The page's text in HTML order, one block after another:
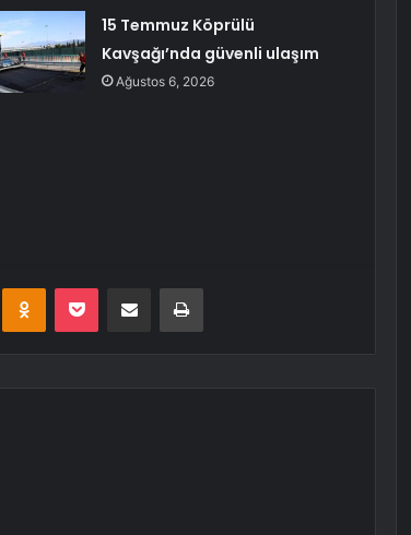
15 Temmuz Köprülü
Kavşağı’nda güvenli ulaşım
Ağustos 6, 2026
Odnoklassniki
Pocket E-Posta ile paylaş Yazdır